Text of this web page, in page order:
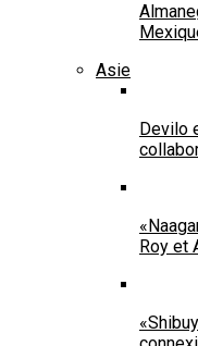
Asie
Devilo
Roy et